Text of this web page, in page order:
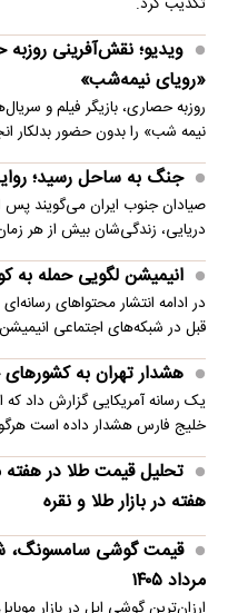
قیمت طلا ۱۸ عیار امروز پنجشنبه ۱۵ مرداد ۱۴۰۵
تبلیغات
خط داغ
درخواست زیدآبادی برای
زیدآبادی نوشت: «اگر قرار به
باشد، این اقدام باید طبق موازین
آموزش سربازان کره
تصاویری در شبکه‌های اجتماعی
آموزش نیروهای جدید ارتش
چین، نفت روسیه را
شرکت سینوپک، بزرگ‌ترین
خاورمیانه، خرید نفت خام روسیه
ادعای توافق تهران و
نهایی در انتظار ایران
یک رسانه عربی به نقل از منابع
کلی بازگشایی تنگه هرمز به تفاهم